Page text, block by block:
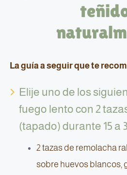
La guía a seguir que te
Elije uno de los
fuego lento con 2
(tapado) durante 15 a
2 tazas de remolacha
sobre huevos blancos,